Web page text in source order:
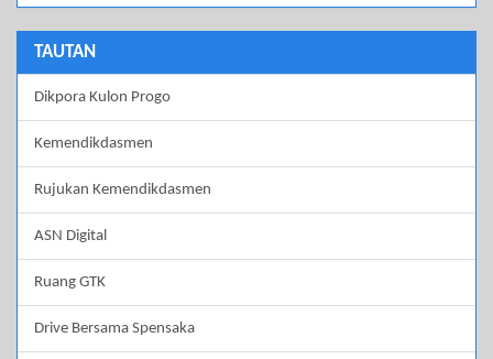
TAUTAN
Dikpora Kulon Progo
Kemendikdasmen
Rujukan Kemendikdasmen
ASN Digital
Ruang GTK
Drive Bersama Spensaka